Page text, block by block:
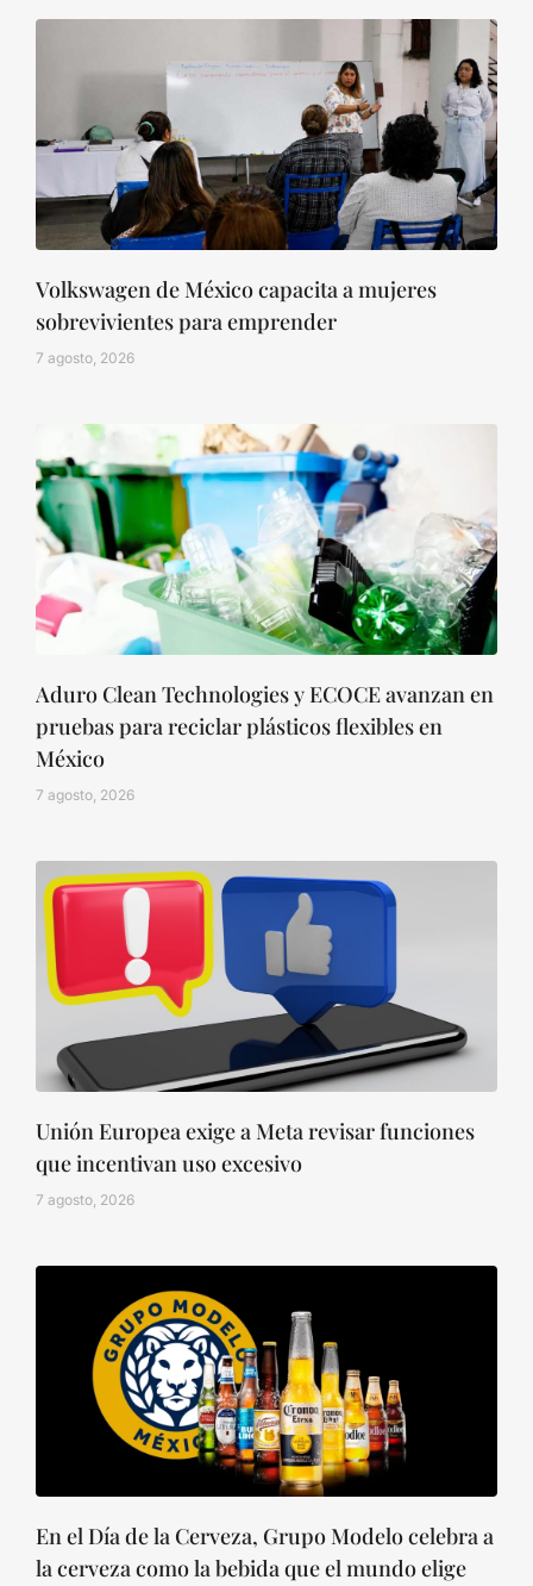
Volkswagen de México capacita a mujeres
sobrevivientes para emprender
7 agosto, 2026
Aduro Clean Technologies y ECOCE avanzan en
pruebas para reciclar plásticos flexibles en
México
7 agosto, 2026
Unión Europea exige a Meta revisar funciones
que incentivan uso excesivo
7 agosto, 2026
En el Día de la Cerveza, Grupo Modelo celebra a
la cerveza como la bebida que el mundo elige